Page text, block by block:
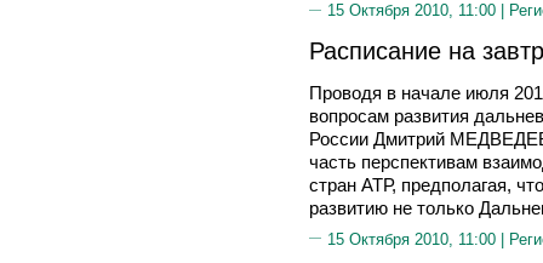
15 Октября 2010, 11:00 |
Расписание на
Проводя в начале июля
вопросам развития
России Дмитрий
часть перспективам
стран АТР, предполагая,
развитию не только
15 Октября 2010, 11:00 |